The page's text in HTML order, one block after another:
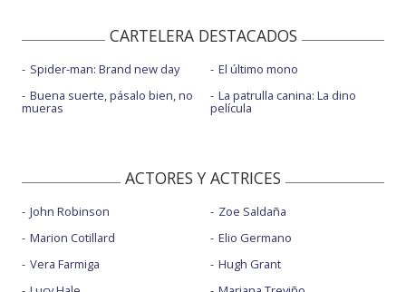
CARTELERA DESTACADOS
Spider-man: Brand new day
Buena suerte, pásalo bien, no
mueras
El último mono
La patrulla canina: La dino
película
ACTORES Y ACTRICES
John Robinson
Marion Cotillard
Vera Farmiga
Zoe Saldaña
Elio Germano
Hugh Grant